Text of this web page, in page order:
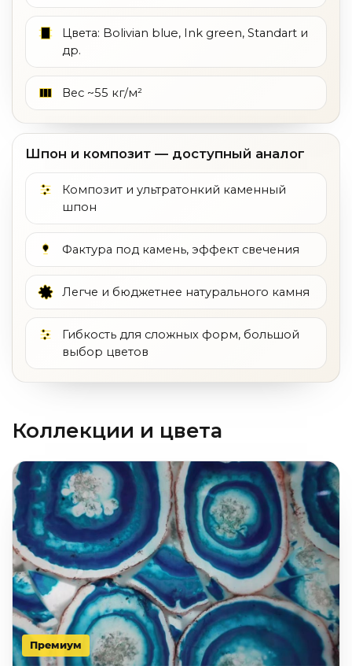
Цвета: Bolivian blue, Ink green, Standart и
др.
Вес ~55 кг/м²
Шпон и композит — доступный аналог
Композит и ультратонкий каменный
шпон
Фактура под камень, эффект свечения
Легче и бюджетнее натурального камня
Гибкость для сложных форм, большой
выбор цветов
Коллекции и цвета
Премиум